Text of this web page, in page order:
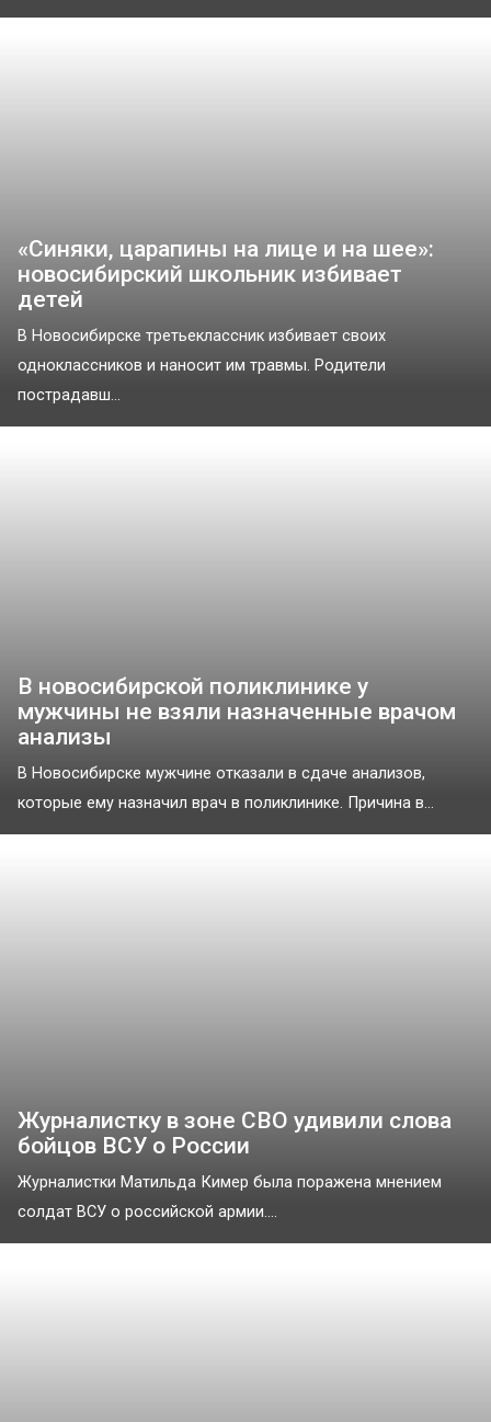
«Синяки, царапины на лице и на шее»:
новосибирский школьник избивает
детей
В Новосибирске третьеклассник избивает своих
одноклассников и наносит им травмы. Родители
пострадавш...
В новосибирской поликлинике у
мужчины не взяли назначенные врачом
анализы
В Новосибирске мужчине отказали в сдаче анализов,
которые ему назначил врач в поликлинике. Причина в...
Журналистку в зоне СВО удивили слова
бойцов ВСУ о России
Журналистки Матильда Кимер была поражена мнением
солдат ВСУ о российской армии....